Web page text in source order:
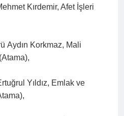
Kırdemir, Afet İşleri
Aydın Korkmaz, Mali
Yıldız, Emlak ve